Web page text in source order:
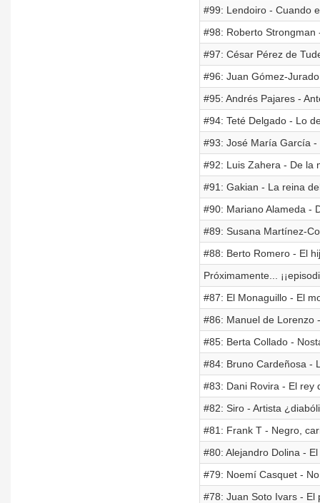
#99: Lendoiro - Cuando
#98: Roberto Strongman
#97: César Pérez de
#96: Juan Gómez-
#95: Andrés Pajares -
#94: Teté Delgado - Lo
#93: José María García -
#92: Luis Zahera - De la
#91: Gakian - La reina
#90: Mariano Alameda -
#89: Susana Martínez-
#88: Berto Romero - El
Próximamente...
#87: El Monaguillo - El
#86: Manuel de Lorenzo
#85: Berta Collado -
#84: Bruno Cardeñosa -
#83: Dani Rovira - El rey
#82: Siro - Artista
#81: Frank T - Negro,
#80: Alejandro Dolina -
#79: Noemí Casquet -
#78: Juan Soto Ivars - El